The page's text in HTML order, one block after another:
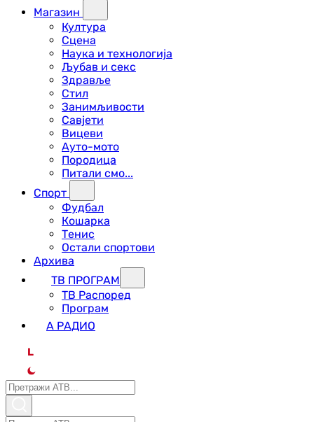
Магазин
Култура
Сцена
Наука и технологија
Љубав и секс
Здравље
Стил
Занимљивости
Савјети
Вицеви
Ауто-мото
Породица
Питали смо...
Спорт
Фудбал
Кошарка
Тенис
Остали спортови
Архива
ТВ ПРОГРАМ
ТВ Распоред
Програм
А РАДИО
L